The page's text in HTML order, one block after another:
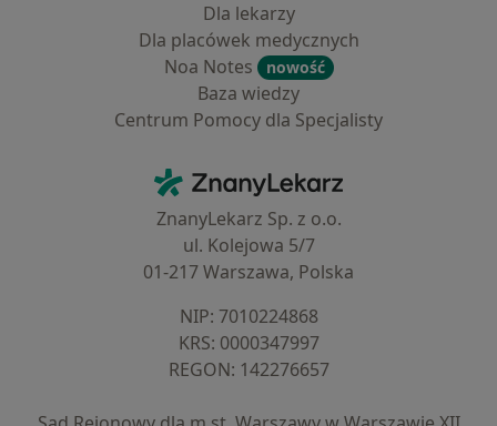
Dla lekarzy
Dla placówek medycznych
Noa Notes
nowość
Baza wiedzy
Centrum Pomocy dla Specjalisty
ZnanyLekarz - Strona główna
ZnanyLekarz Sp. z o.o.
ul. Kolejowa 5/7
01-217 Warszawa, Polska
NIP: ⁠7010224868
KRS: ⁠0000347997
REGON: ⁠142276657